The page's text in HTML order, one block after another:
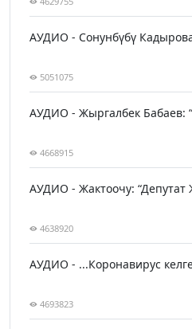
АУДИО - Сонунбүбү
5051075
АУДИО - Жыргалбек Бабаев:
4668915
АУДИО - Жактоочу: “Депутат
4638920
АУДИО - ...Коронавирус
4693823